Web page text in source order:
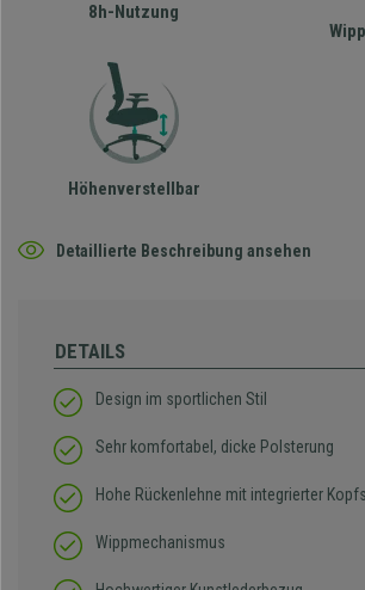
8h-Nutzung
Höhenverstellbar
Detaillierte Beschreibung ansehen
DETAILS
Design im sportlichen Stil
Sehr komfortabel, dicke Polsterung
Hohe Rückenlehne mit integrierter
Wippmechanismus